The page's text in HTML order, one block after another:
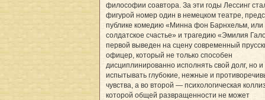
философии соавтора. За эти годы Лессинг
фигурой номер один в немецком театре,
публике комедию «Минна фон Барнхельм, или
солдатское счастье» и трагедию «Эмилия
первой выведен на сцену современный
офицер, который не только способен
дисциплинированно исполнять свой долг, но и
испытывать глубокие, нежные и
чувства, а во второй — психологическая
которой общей развращенности не может